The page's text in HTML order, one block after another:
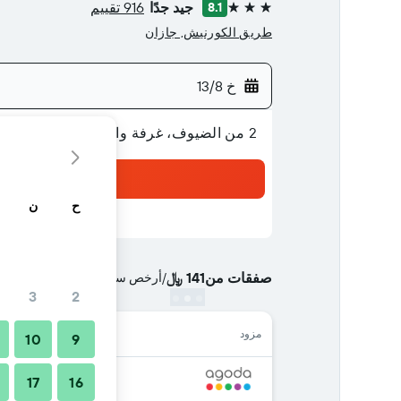
3 نجوم 8.1 جيد جدًا 916 تقييم
طريق الكورنيش, جازان
خ 13/8
2 من الضيوف، غرفة واحدة
صفقات من141 ﷼ /أرخص سعر الليلة الواحدة
مزود
ح ن
2
3
9
10
16
17